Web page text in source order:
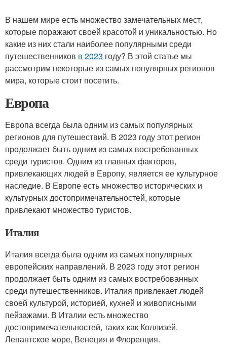
В нашем мире есть множество замечательных мест,
которые поражают своей красотой и уникальностью. Но
какие из них стали наиболее популярными среди
путешественников в 2023 году? В этой статье мы
рассмотрим некоторые из самых популярных регионов
мира, которые стоит посетить.
Европа
Европа всегда была одним из самых популярных
регионов для путешествий. В 2023 году этот регион
продолжает быть одним из самых востребованных
среди туристов. Одним из главных факторов,
привлекающих людей в Европу, является ее культурное
наследие. В Европе есть множество исторических и
культурных достопримечательностей, которые
привлекают множество туристов.
Италия
Италия всегда была одним из самых популярных
европейских направлений. В 2023 году этот регион
продолжает быть одним из самых востребованных
среди путешественников. Италия привлекает людей
своей культурой, историей, кухней и живописными
пейзажами. В Италии есть множество
достопримечательностей, таких как Коллизей,
Лепантское море, Венеция и Флоренция.